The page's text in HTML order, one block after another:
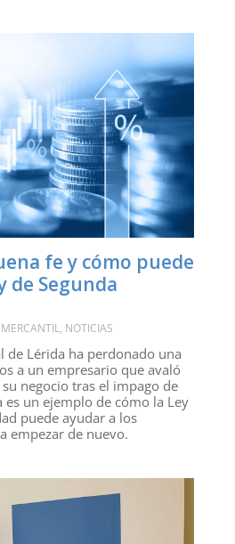
fe y cómo puede
de Segunda
MERCANTIL, NOTICIAS
de Lérida ha perdonado una
a un empresario que avaló
negocio tras el impago de
es un ejemplo de cómo la Ley
puede ayudar a los
empezar de nuevo.